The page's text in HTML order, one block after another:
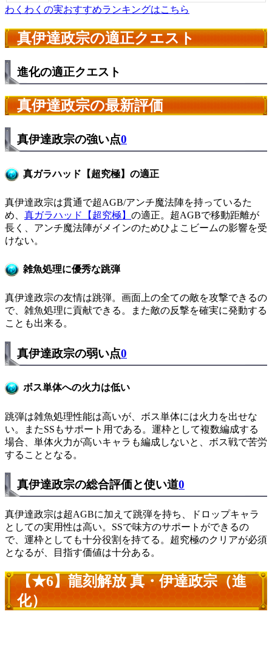
わくわくの実おすすめランキングはこちら
真伊達政宗の適正クエスト
進化の適正クエスト
真伊達政宗の最新評価
真伊達政宗の強い点0
真ガラハッド【超究極】の適正
真伊達政宗は貫通で超AGB/アンチ魔法陣を持っているた
め、 真ガラハッド【超究極】 の適正。超AGBで移動距離が
長く、アンチ魔法陣がメインのためひよこビームの影響を受
けない。
雑魚処理に優秀な跳弾
真伊達政宗の友情は跳弾。画面上の全ての敵を攻撃できるの
で、雑魚処理に貢献できる。また敵の反撃を確実に発動する
ことも出来る。
真伊達政宗の弱い点0
ボス単体への火力は低い
跳弾は雑魚処理性能は高いが、ボス単体には火力を出せな
い。またSSもサポート用である。運枠として複数編成する
場合、単体火力が高いキャラも編成しないと、ボス戦で苦労
することとなる。
真伊達政宗の総合評価と使い道0
真伊達政宗は超AGBに加えて跳弾を持ち、ドロップキャラ
としての実用性は高い。SSで味方のサポートができるの
で、運枠としても十分役割を持てる。超究極のクリアが必須
となるが、目指す価値は十分ある。
【★6】龍刻解放 真・伊達政宗（進
化）